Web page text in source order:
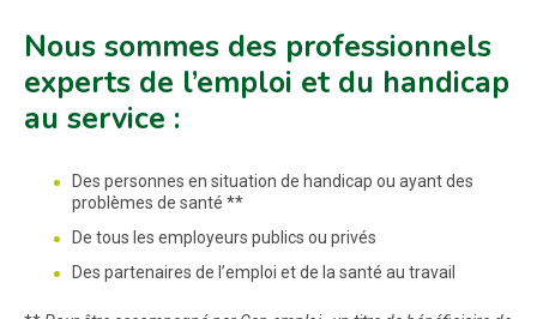
Nous sommes des professionnels
experts de l’emploi et du handicap
au service :
Des personnes en situation de handicap ou ayant des
problèmes de santé **
De tous les employeurs publics ou privés
Des partenaires de l’emploi et de la santé au travail